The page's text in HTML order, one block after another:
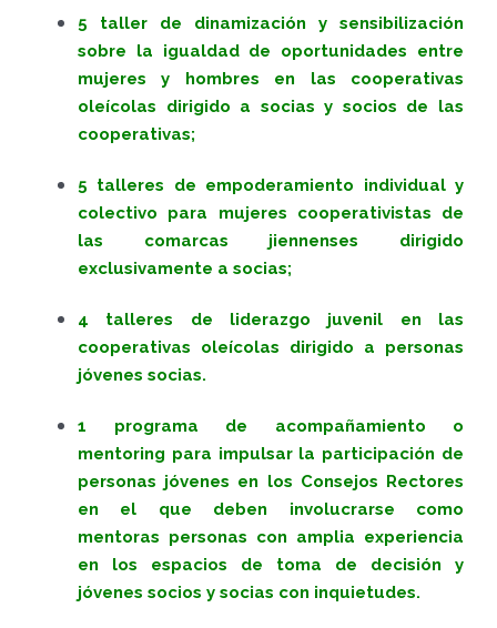
5 taller de dinamización y sensibilización
sobre la igualdad de oportunidades entre
mujeres y hombres en las cooperativas
oleícolas dirigido a socias y socios de las
cooperativas;
5 talleres de empoderamiento individual y
colectivo para mujeres cooperativistas de
las comarcas jiennenses dirigido
exclusivamente a socias;
4 talleres de liderazgo juvenil en las
cooperativas oleícolas dirigido a personas
jóvenes socias.
1 programa de acompañamiento o
mentoring para impulsar la participación de
personas jóvenes en los Consejos Rectores
en el que deben involucrarse como
mentoras personas con amplia experiencia
en los espacios de toma de decisión y
jóvenes socios y socias con inquietudes.